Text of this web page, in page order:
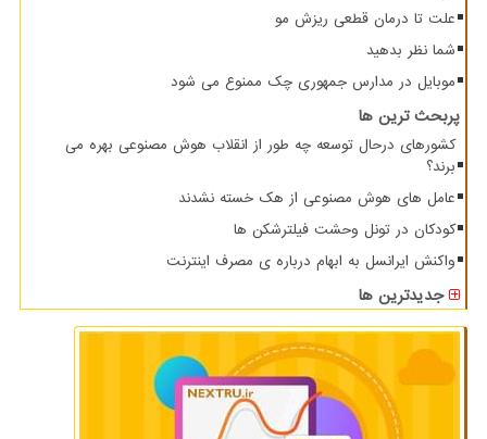
علت تا درمان قطعی ریزش مو
شما نظر بدهید
موبایل در مدارس جمهوری چک ممنوع می شود
پربحث ترین ها
کشورهای درحال توسعه چه طور از انقلاب هوش مصنوعی بهره می
برند؟
عامل های هوش مصنوعی از هک خسته نشدند
کودکان در تونل وحشت فیلترشکن ها
واکنش ایرانسل به ابهام درباره ی مصرف اینترنت
جدیدترین ها